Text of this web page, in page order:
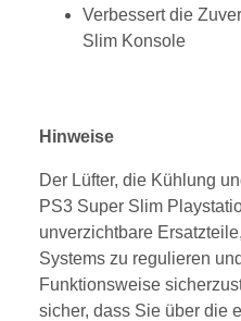
Verbessert die
Slim Konsole
Hinweise
Der Lüfter, die Kühlung
PS3 Super Slim
unverzichtbare
Systems zu regulieren
Funktionsweise
sicher, dass Sie über die